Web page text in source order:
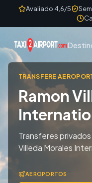
Skip to content
Avaliado 4,6/5
TRANSFERE
Ramon
Transferes
Villeda Morales
AEROPORTOS